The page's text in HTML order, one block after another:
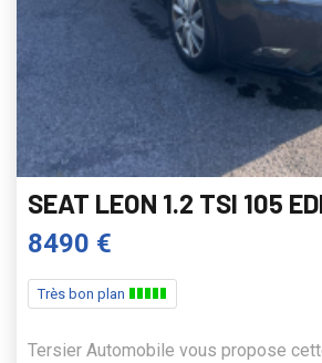
SEAT LEON 1.2 TSI 105
8490 €
Très bon plan
Tersier Automobile vous propose